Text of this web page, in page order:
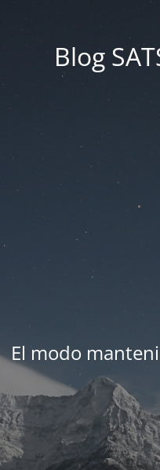
Blog
El modo